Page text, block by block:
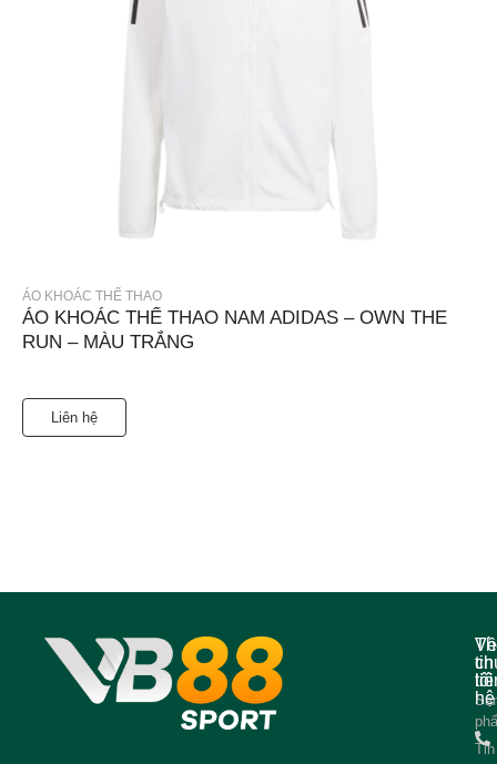
ÁO KHOÁC THỂ THAO
ÁO KHOÁC THỂ THAO NAM ADIDAS – OWN THE
RUN – MÀU TRẮNG
Liên hệ
Về
tôi
Tin
tin
hệ